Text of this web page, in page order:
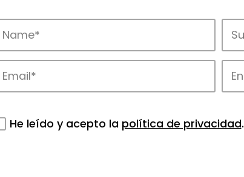
drive innovation in APTE’s parks.
He leído y acepto la política de privacidad.